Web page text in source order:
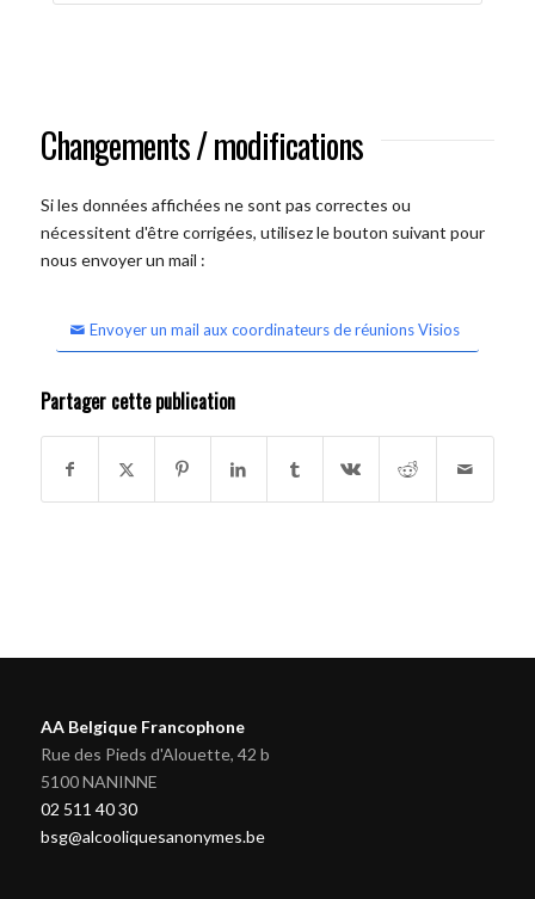
Changements / modifications
Si les données affichées ne sont pas correctes ou
nécessitent d'être corrigées, utilisez le bouton suivant pour
nous envoyer un mail :
Envoyer un mail aux coordinateurs de réunions Visios
Partager cette publication
AA Belgique Francophone
Rue des Pieds d'Alouette, 42 b
5100 NANINNE
02 511 40 30
bsg@alcooliquesanonymes.be